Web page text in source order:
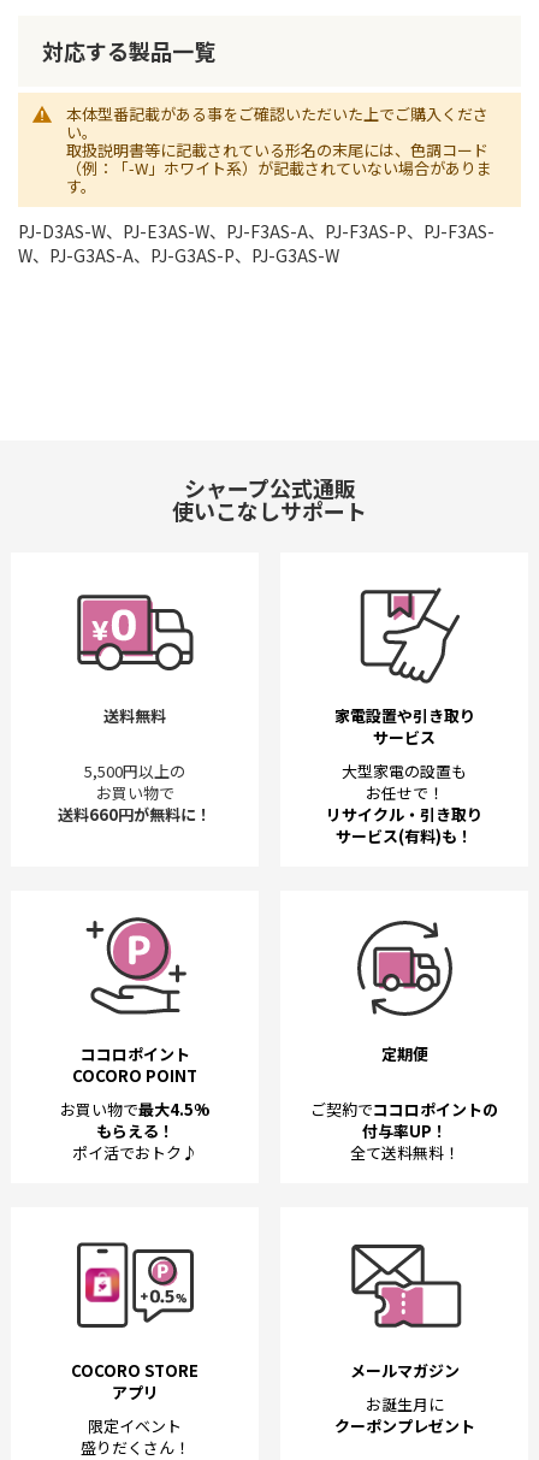
対応する製品一覧
本体型番記載がある事をご確認いただいた上でご購入くださ
い。
取扱説明書等に記載されている形名の末尾には、色調コード
（例：「-W」ホワイト系）が記載されていない場合がありま
す。
PJ-D3AS-W、PJ-E3AS-W、PJ-F3AS-A、PJ-F3AS-P、PJ-F3AS-
W、PJ-G3AS-A、PJ-G3AS-P、PJ-G3AS-W
シャープ公式通販
使いこなしサポート
送料無料
5,500円以上の
お買い物で
送料660円が無料に！
家電設置や引き取り
サービス
大型家電の設置も
お任せで！
リサイクル・引き取り
サービス(有料)も！
ココロポイント
COCORO POINT
お買い物で最大4.5%
もらえる！
ポイ活でおトク♪
定期便
ご契約でココロポイントの
付与率UP！
全て送料無料！
COCORO STORE
アプリ
限定イベント
盛りだくさん！
メールマガジン
お誕生月に
クーポンプレゼント